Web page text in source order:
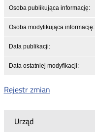
Urząd
Osoba publikująca informację:
Osoba modyfikująca informację:
Data publikacji:
Data ostatniej modyfikacji:
Rejestr zmian